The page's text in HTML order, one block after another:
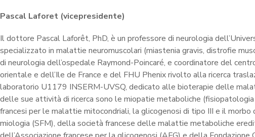
Pascal Laforet (vicepresidente)
Il dottore Pascal Laforêt, PhD, è un professore di neurologia
specializzato in malattie neuromuscolari (miastenia gravis, distrofie
di neurologia dell’ospedale Raymond-Poincaré, e coordinatore del
orientale e dell’Ile de France e del FHU Phenix rivolto alla ricerca
laboratorio U1179 INSERM-UVSQ, dedicato alle bioterapie delle
delle sue attività di ricerca sono le miopatie metaboliche
francesi per le malattie mitocondriali, la glicogenosi di tipo III e il
miologia (SFM), della società francese delle malattie metaboliche